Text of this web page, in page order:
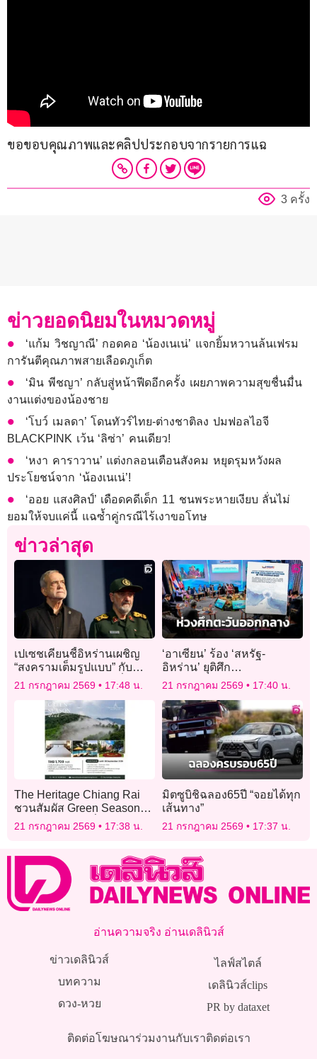
ขอขอบคุณภาพและคลิปประกอบจากรายการแฉ
3 ครั้ง
ข่าวยอดนิยมในหมวดหมู่
‘แก้ม วิชญาณี’ กอดคอ ‘น้องเนเน่’ แจกยิ้มหวานล้นเฟรม
การันตีคุณภาพสายเลือดภูเก็ต
‘มิน พีชญา’ กลับสู่หน้าฟีดอีกครั้ง เผยภาพความสุขชื่นมื่น
งานแต่งของน้องชาย
‘โบว์ เมลดา’ โดนทัวร์ไทย-ต่างชาติลง ปมฟอลไอจี
BLACKPINK เว้น ‘ลิซ่า’ คนเดียว!
‘หงา คาราวาน’ แต่งกลอนเตือนสังคม หยุดรุมหวังผล
ประโยชน์จาก ‘น้องเนเน่’!
‘ออย แสงศิลป์’ เดือดคดีเด็ก 11 ชนพระหายเงียบ ลั่นไม่
ยอมให้จบแค่นี้ แฉซ้ำคู่กรณีไร้เงาขอโทษ
ข่าวล่าสุด
เปเซชเคียนชี้อิหร่านเผชิญ
“สงครามเต็มรูปแบบ” กับ
สหรัฐ สมรภูมิใหม่อยู่ที่
เศรษฐกิจ
21 กรกฎาคม 2569 17:48 น.
‘อาเซียน’ ร้อง ‘สหรัฐ-
อิหร่าน’ ยุติศึก
ตะวันออกกลาง คุ้มกันเรือ
ผ่านช่องแคบฮอร์มุซ
21 กรกฎาคม 2569 17:40 น.
The Heritage Chiang Rai
ชวนสัมผัส Green Season
เปิดโปรห้องพักเริ่ม 1,700
บาท พาเที่ยว 4 จุด
21 กรกฎาคม 2569 17:38 น.
มิตซูบิชิฉลอง65ปี “จอยได้ทุก
เส้นทาง”
21 กรกฎาคม 2569 17:37 น.
อ่านความจริง อ่านเดลินิวส์
ข่าวเดลินิวส์
บทความ
ดวง-หวย
ไลฟ์สไตล์
เดลินิวส์clips
PR by dataxet
ติดต่อโฆษณาร่วมงานกับเราติดต่อเรา